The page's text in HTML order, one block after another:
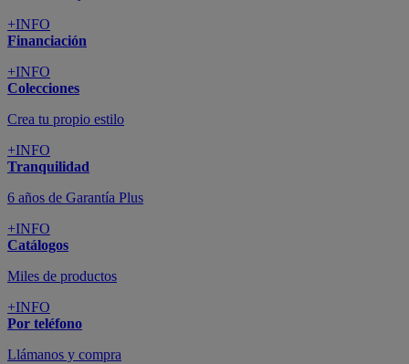
+INFO
Financiación
+INFO
Colecciones
Crea tu propio estilo
+INFO
Tranquilidad
6 años de Garantía Plus
+INFO
Catálogos
Miles de productos
+INFO
Por teléfono
Llámanos y compra